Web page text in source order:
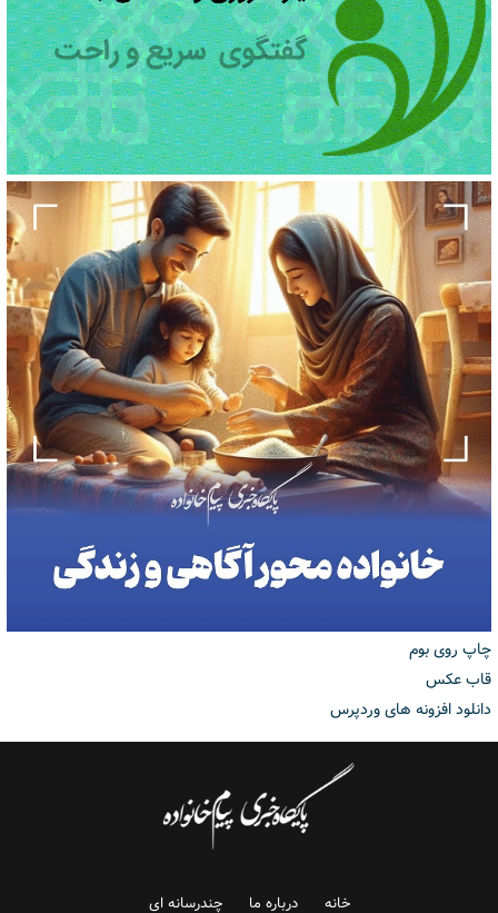
چاپ روی بوم
قاب عکس
دانلود افزونه های وردپرس
خانه درباره ما چندرسانه ای